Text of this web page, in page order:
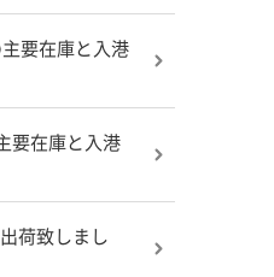
要在庫と入港
要在庫と入港
荷致しまし